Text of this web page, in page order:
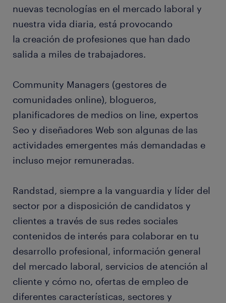
nuevas tecnologías en el mercado laboral y
nuestra vida diaria, está provocando
la creación de profesiones que han dado
salida a miles de trabajadores.
Community Managers (gestores de
comunidades online), blogueros,
planificadores de medios on line, expertos
Seo y diseñadores Web son algunas de las
actividades emergentes más demandadas e
incluso mejor remuneradas.
Randstad, siempre a la vanguardia y líder del
sector por a disposición de candidatos y
clientes a través de sus redes sociales
contenidos de interés para colaborar en tu
desarrollo profesional, información general
del mercado laboral, servicios de atención al
cliente y cómo no, ofertas de empleo de
diferentes características, sectores y